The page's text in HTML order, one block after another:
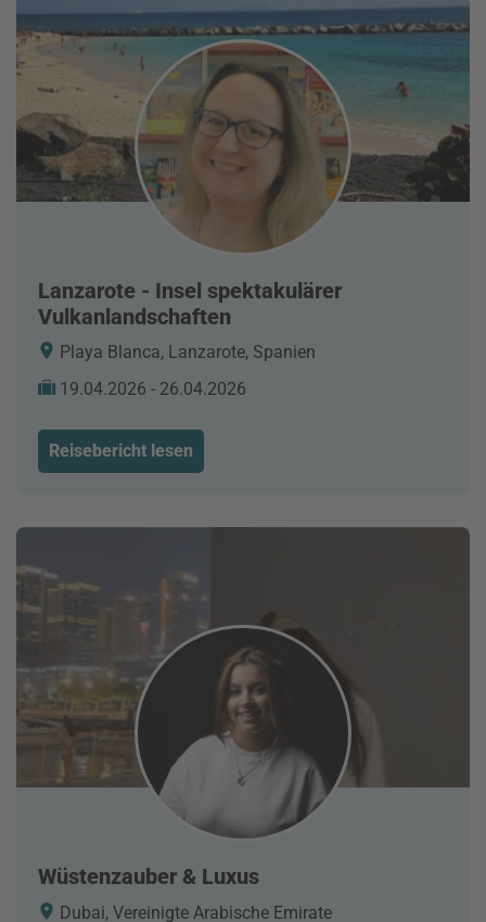
Lanzarote - Insel spektakulärer
Vulkanlandschaften
Playa Blanca, Lanzarote, Spanien
19.04.2026 - 26.04.2026
Reisebericht lesen
Wüstenzauber & Luxus
Dubai, Vereinigte Arabische Emirate